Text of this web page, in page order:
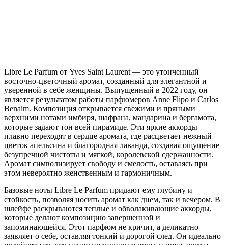
Libre Le Parfum от Yves Saint Laurent — это утонченный
восточно-цветочный аромат, созданный для элегантной и
уверенной в себе женщины. Выпущенный в 2022 году, он
является результатом работы парфюмеров Anne Flipo и Carlos
Benaim. Композиция открывается свежими и пряными
верхними нотами имбиря, шафрана, мандарина и бергамота,
которые задают тон всей пирамиде. Эти яркие аккорды
плавно переходят в сердце аромата, где расцветает нежный
цветок апельсина и благородная лаванда, создавая ощущение
безупречной чистоты и мягкой, королевской сдержанности.
Аромат символизирует свободу и смелость, оставаясь при
этом невероятно женственным и гармоничным.
Базовые ноты Libre Le Parfum придают ему глубину и
стойкость, позволяя носить аромат как днем, так и вечером. В
шлейфе раскрываются теплые и обволакивающие аккорды,
которые делают композицию завершенной и
запоминающейся. Этот парфюм не кричит, а деликатно
заявляет о себе, оставляя тонкий и дорогой след. Он идеально